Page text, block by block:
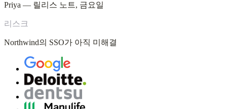
Priya — 릴리스 노트, 금요일
리스크
Northwind의 SSO가 아직 미해결